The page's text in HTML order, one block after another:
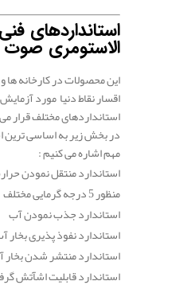
استانداردهای
الاستومری صوت
این محصولات در کارخانه ها
اقسار نقاط دنیا مورد
استانداردهای مختلف قرار
در بخش زیر به اساسی ترین
مهم اشاره می کنیم :
استاندارد منتقل نمودن
منظور 5 درجه گرمایی مختلف
استاندارد جذب نمودن آب
استاندارد نفوذ پذیری بخار
استاندارد منتشر شدن
استاندارد قابلیت اشآتش